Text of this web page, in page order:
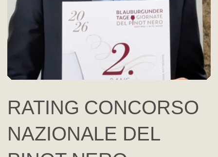
RATING CONCORSO
NAZIONALE DEL